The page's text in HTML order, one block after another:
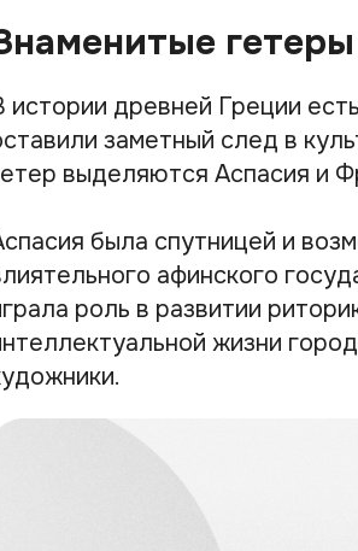
гетеры
истории древней Греции
заметный след в
выделяются Аспасия и
была спутницей и
афинского
роль в развитии
жизни